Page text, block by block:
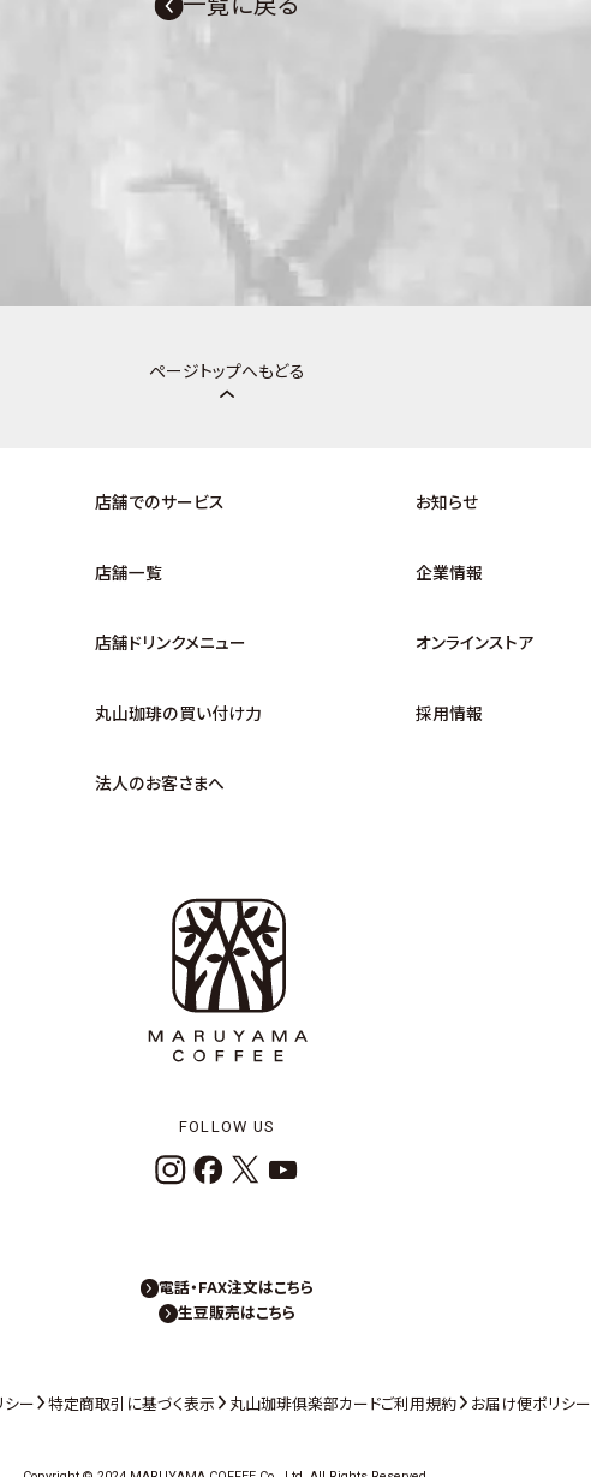
ページトップへもどる
店舗でのサービス
店舗一覧
店舗ドリンクメニュー
丸山珈琲の買い付け力
法人のお客さまへ
お知らせ
企業情報
オンラインストア
採用情報
FOLLOW US
電話・FAX注文はこちら
生豆販売はこちら
シー 特定商取引に基づく表示 丸山珈琲俱楽部カードご利用規約 お届け便ポリシー